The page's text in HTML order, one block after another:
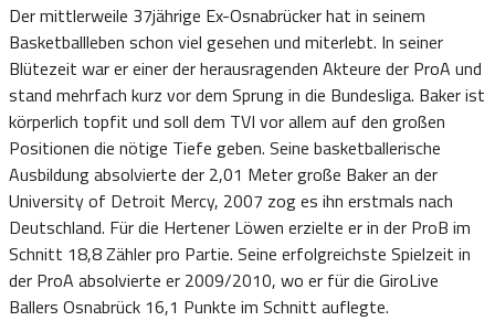
Der mittlerweile 37jährige Ex-Osnabrücker hat in seinem
Basketballleben schon viel gesehen und miterlebt. In seiner
Blütezeit war er einer der herausragenden Akteure der ProA und
stand mehrfach kurz vor dem Sprung in die Bundesliga. Baker ist
körperlich topfit und soll dem TVI vor allem auf den großen
Positionen die nötige Tiefe geben. Seine basketballerische
Ausbildung absolvierte der 2,01 Meter große Baker an der
University of Detroit Mercy, 2007 zog es ihn erstmals nach
Deutschland. Für die Hertener Löwen erzielte er in der ProB im
Schnitt 18,8 Zähler pro Partie. Seine erfolgreichste Spielzeit in
der ProA absolvierte er 2009/2010, wo er für die GiroLive
Ballers Osnabrück 16,1 Punkte im Schnitt auflegte.